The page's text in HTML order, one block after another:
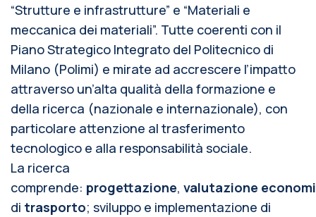
“Strutture e infrastrutture” e “Materiali e
meccanica dei materiali”. Tutte coerenti con il
Piano Strategico Integrato del Politecnico di
Milano (Polimi) e mirate ad accrescere l’impatto
attraverso un’alta qualità della formazione e
della ricerca (nazionale e internazionale), con
particolare attenzione al trasferimento
tecnologico e alla responsabilità sociale.
La ricerca
comprende: progettazione, valutazione
di trasporto; sviluppo e implementazione di